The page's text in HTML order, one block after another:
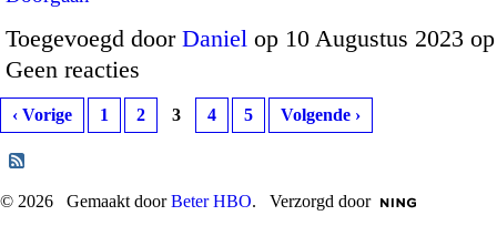
Toegevoegd door Daniel op 10 Augustus 2023
Geen reacties
‹ Vorige 1 2 3 4 5 Volgende ›
© 2026 Gemaakt doorBeter HBO. Verzorgd door